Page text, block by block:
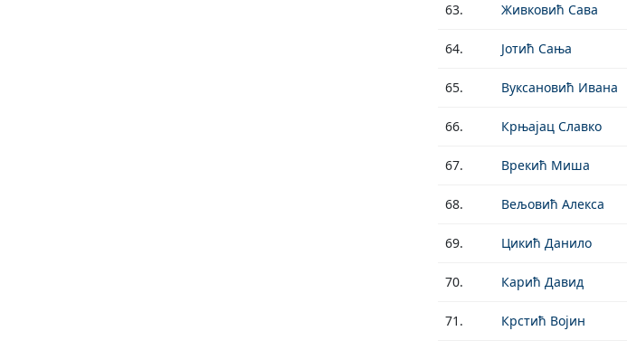
63. Живковић Сава
64. Јотић Сања
65. Вуксановић Ивана
66. Крњајац Славко
67. Врекић Миша
68. Вељовић Алекса
69. Цикић Данило
70. Карић Давид
71. Крстић Војин